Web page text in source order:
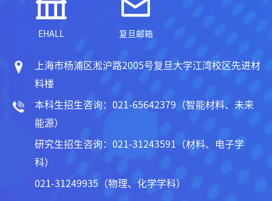
EHALL 复旦邮箱
上海市杨浦区淞沪路2005号复旦大学江湾校区先进材
料楼
本科生招生咨询：021-65642379（智能材料、未来
能源）
研究生招生咨询：021-31243591（材料、电子学
科）
021-31249935（物理、化学学科）